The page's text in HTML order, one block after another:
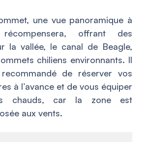
une vue panoramique à
offrant des
la vallée, le canal de Beagle,
chiliens environnants. Il
de réserver vos
à l’avance et de vous équiper
chauds, car la zone est
aux vents.